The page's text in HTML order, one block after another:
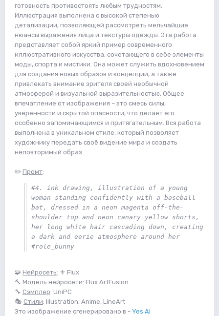
готовность противостоять любым трудностям.
Иллюстрация выполнена с высокой степенью
детализации, позволяющей рассмотреть мельчайшие
нюансы выражения лица и текстуры одежды. Эта работа
представляет собой яркий пример современного
иллюстративного искусства, сочетающего в себе элементы
моды, спорта и мистики. Она может служить вдохновением
для создания новых образов и концепций, а также
привлекать внимание зрителя своей необычной
атмосферой и визуальной выразительностью. Общее
впечатление от изображения – это смесь силы,
уверенности и скрытой опасности, что делает его
особенно запоминающимся и притягательным. Вся работа
выполнена в уникальном стиле, который позволяет
художнику передать своё видение мира и создать
неповторимый образ
✏️ Промт:
#4. ink drawing, illustration of a young
woman standing confidently with a baseball
bat, dressed in a neon magenta off-the-
shoulder top and neon canary yellow shorts,
her long white hair cascading down, creating
a dark and eerie atmosphere around her
#role_bunny
🧩 Нейросеть: ⚜️ Flux
🔨 Модель нейросети: Flux.ArtFusion
🔧 Сэмплер: UniPC
🎭 Стили: Illustration, Anime, LineArt
Это изображение сгенерировано в - Yes Ai